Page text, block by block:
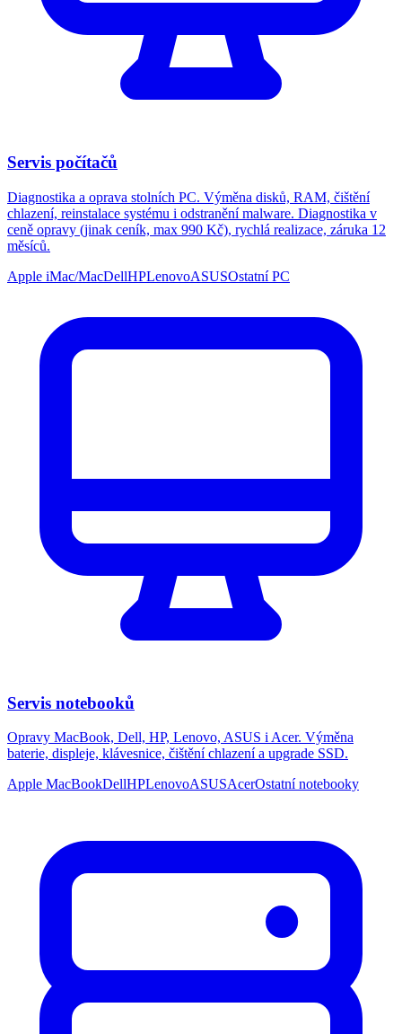
Servis počítačů
Diagnostika a oprava stolních PC. Výměna disků, RAM, čištění
chlazení, reinstalace systému i odstranění malware. Diagnostika v
ceně opravy (jinak ceník, max 990 Kč), rychlá realizace, záruka 12
měsíců.
Apple iMac/MacDellHPLenovoASUSOstatní PC
Servis notebooků
Opravy MacBook, Dell, HP, Lenovo, ASUS i Acer. Výměna
baterie, displeje, klávesnice, čištění chlazení a upgrade SSD.
Apple MacBookDellHPLenovoASUSAcerOstatní notebooky